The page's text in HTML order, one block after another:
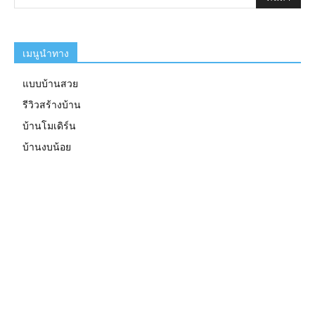
เมนูนำทาง
แบบบ้านสวย
รีวิวสร้างบ้าน
บ้านโมเดิร์น
บ้านงบน้อย